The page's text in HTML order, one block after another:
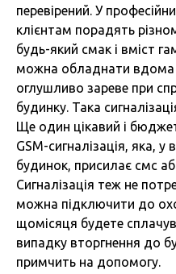
перевірений. У
клієнтам порадять
будь-який смак і вміст
можна обладнати вдома
оглушливо зареве при
будинку. Така
Ще один цікавий і
GSM-сигналізація, яка,
будинок, присилає смс
Сигналізація теж не
можна підключити до
щомісяця будете
випадку вторгнення до
примчить на допомогу.